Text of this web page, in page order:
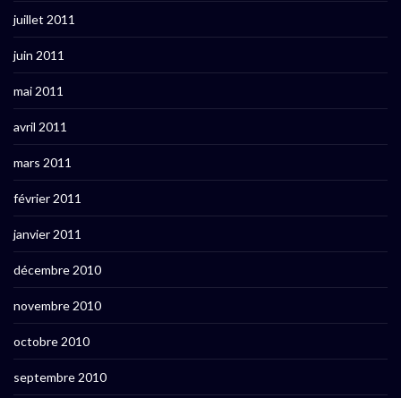
juillet 2011
juin 2011
mai 2011
avril 2011
mars 2011
février 2011
janvier 2011
décembre 2010
novembre 2010
octobre 2010
septembre 2010